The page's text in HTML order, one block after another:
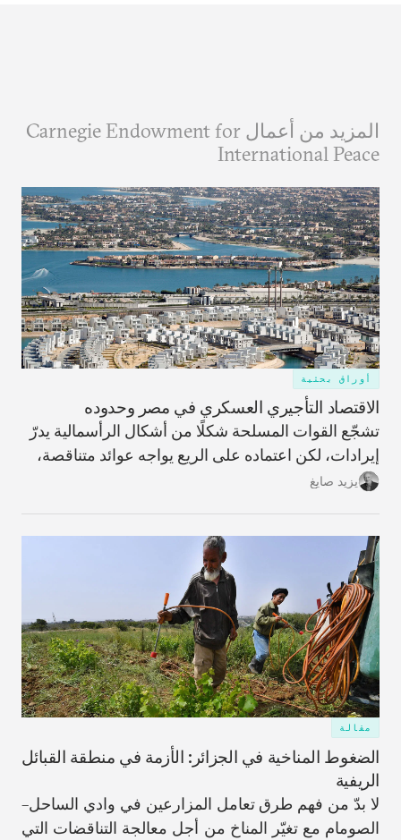
المزيد من أعمال Carnegie Endowment for
International Peace
أوراق بحثية
الاقتصاد التأجيري العسكري في مصر وحدوده
تشجّع القوات المسلحة شكلًا من أشكال الرأسمالية يدرّ
إيرادات، لكن اعتماده على الريع يواجه عوائد متناقصة،
ما يحمّل البلاد تكاليف ضخمة غير قابلة للاسترداد وعوائد
يزيد صايغ
مقالة
الضغوط المناخية في الجزائر: الأزمة في منطقة القبائل
الريفية
لا بدّ من فهم طرق تعامل المزارعين في وادي الساحل–
الصومام مع تغيّر المناخ من أجل معالجة التناقضات التي